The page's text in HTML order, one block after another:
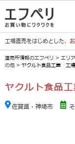
工場直売をはじめとした、
直売所情報のエフペリ > エリ
の他 > ヤクルト食品工業 工場
ヤクルト食品
佐賀県・神埼市